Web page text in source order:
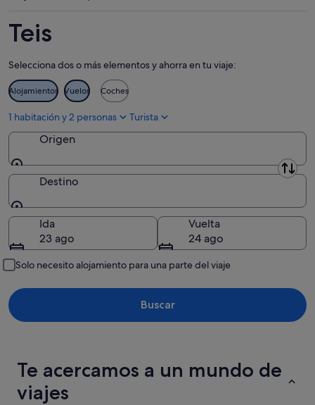
ago
ago
de
semana,
ago
-
16
ago
Teis
Selecciona dos o más elementos y ahorra en tu viaje:
Alojamientos Vuelos Coches
1 habitación y 2 personas Turista
Origen
Origen
Destino
Destino
Ida
23 ago
Vuelta
24 ago
Solo necesito alojamiento para una parte del viaje
Buscar
Te acercamos a un mundo de
viajes